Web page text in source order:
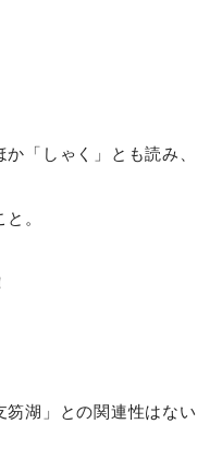
「しゃく」とも読み、
。
笏湖」との関連性はない